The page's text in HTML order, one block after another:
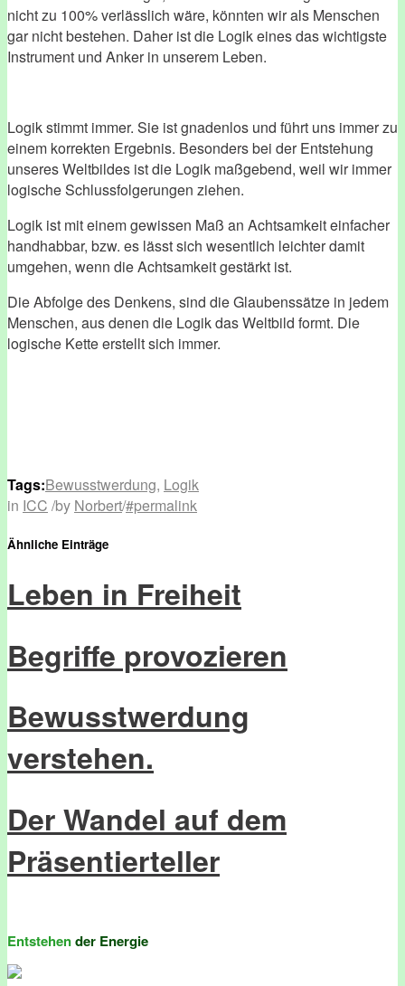
nicht zu 100% verlässlich wäre, könnten wir als Menschen
gar nicht bestehen. Daher ist die Logik eines das wichtigste
Instrument und Anker in unserem Leben.
Logik stimmt immer. Sie ist gnadenlos und führt uns immer zu
einem korrekten Ergebnis. Besonders bei der Entstehung
unseres Weltbildes ist die Logik maßgebend, weil wir immer
logische Schlussfolgerungen ziehen.
Logik ist mit einem gewissen Maß an Achtsamkeit einfacher
handhabbar, bzw. es lässt sich wesentlich leichter damit
umgehen, wenn die Achtsamkeit gestärkt ist.
Die Abfolge des Denkens, sind die Glaubenssätze in jedem
Menschen, aus denen die Logik das Weltbild formt. Die
logische Kette erstellt sich immer.
Tags:Bewusstwerdung, Logik
in ICC /by Norbert/#permalink
Ähnliche Einträge
Leben in Freiheit
Begriffe provozieren
Bewusstwerdung
verstehen.
Der Wandel auf dem
Präsentierteller
Entstehender Energie